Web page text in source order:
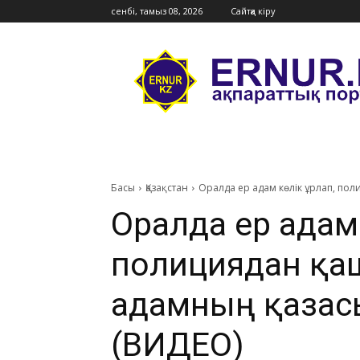
сенбі, тамыз 08, 2026 Сайтқа кіру
Ernur
Press
Басы Қазақстан Оралда ер адам көлік ұрлап,
Оралда ер адам
полициядан
адамның
(ВИДЕО)